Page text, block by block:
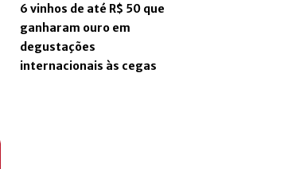
6 vinhos de até R$ 50 que
ganharam ouro em
degustações
internacionais às cegas